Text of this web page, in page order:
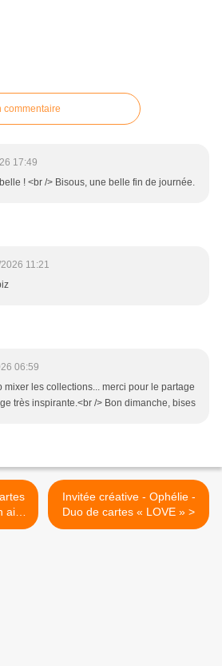
commentaire
17:49
! <br /> Bisous, une belle fin de journée.
11:21
06:59
mixer les collections... merci pour le partage
très inspirante.<br /> Bon dimanche, bises
air
Invitée créative - Ophélie -
Duo de cartes « LOVE » >